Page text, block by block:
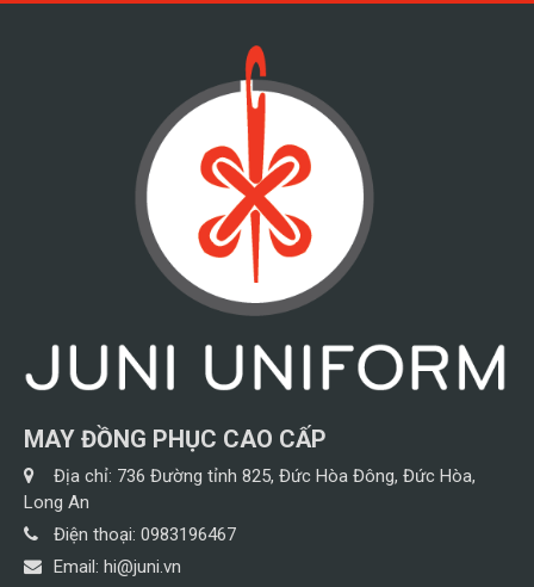
MAY ĐỒNG PHỤC CAO CẤP
Địa chỉ: 736 Đường tỉnh 825, Đức Hòa Đông, Đức Hòa,
Long An
Điện thoại: 0983196467
Email: hi@juni.vn